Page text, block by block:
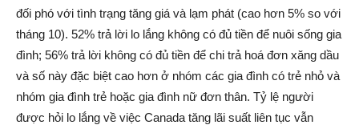
đối phó với tình trạng tăng giá và lạm phát (cao hơn 5% so với
tháng 10). 52% trả lời lo lắng không có đủ tiền để nuôi sống gia
đình; 56% trả lời không có đủ tiền để chi trả hoá đơn xăng dầu
và số này đặc biệt cao hơn ở nhóm các gia đình có trẻ nhỏ và
nhóm gia đình trẻ hoặc gia đình nữ đơn thân. Tỷ lệ người
được hỏi lo lắng về việc Canada tăng lãi suất liên tục vẫn